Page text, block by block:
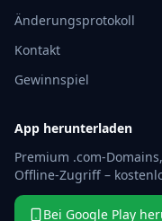
Änderungsprotokoll
Kontakt
Gewinnspiel
App herunterladen
Premium .com-
Offline-Zugriff –
Bei Google Play